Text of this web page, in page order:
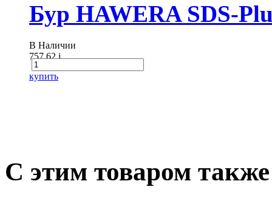
Бур HAWERA SDS-
В Наличии
757.62i
купить
С этим товаром